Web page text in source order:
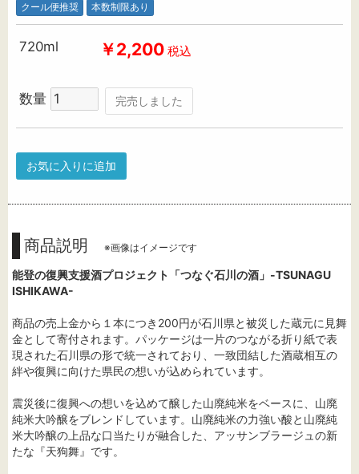
クール便推奨 本数制限あり
720ml ￥2,200 税込
数量 完売しました
お気に入りに追加
商品説明 ※画像はイメージです
能登の復興支援酒プロジェクト「つなぐ石川の酒」-TSUNAGU
ISHIKAWA-
商品の売上金から１本につき200円が石川県と被災した蔵元に見舞
金として寄付されます。パッケージは一片のつながる折り紙で表
現された石川県の形で統一されており、一致団結した酒蔵相互の
絆や復興に向けた県民の想いが込められています。
震災後に復興への想いを込めて醸した山廃純米をベースに、山廃
純米大吟醸をブレンドしています。山廃純米の力強い酸と山廃純
米大吟醸の上品な口当たりが融合した、アッサンブラージュの新
たな『天狗舞』です。